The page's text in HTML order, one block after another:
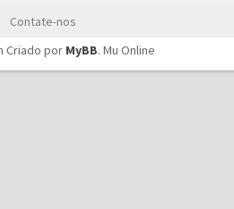
Contate-nos
Criado por MyBB. Mu Online